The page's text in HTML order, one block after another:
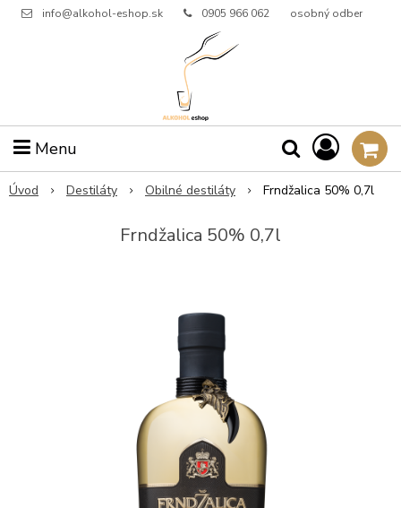
info@alkohol-eshop.sk 0905 966 062 osobný odber
Menu
Úvod Destiláty Obilné destiláty Frndžalica 50% 0,7l
Frndžalica 50% 0,7l